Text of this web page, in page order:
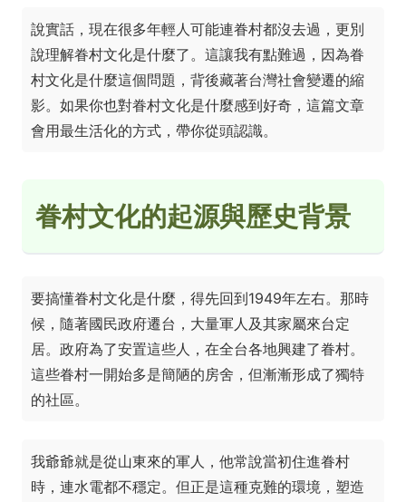
說實話，現在很多年輕人可能連眷村都沒去過，更別
說理解眷村文化是什麼了。這讓我有點難過，因為眷
村文化是什麼這個問題，背後藏著台灣社會變遷的縮
影。如果你也對眷村文化是什麼感到好奇，這篇文章
會用最生活化的方式，帶你從頭認識。
眷村文化的起源與歷史背景
要搞懂眷村文化是什麼，得先回到1949年左右。那時
候，隨著國民政府遷台，大量軍人及其家屬來台定
居。政府為了安置這些人，在全台各地興建了眷村。
這些眷村一開始多是簡陋的房舍，但漸漸形成了獨特
的社區。
我爺爺就是從山東來的軍人，他常說當初住進眷村
時，連水電都不穩定。但正是這種克難的環境，塑造